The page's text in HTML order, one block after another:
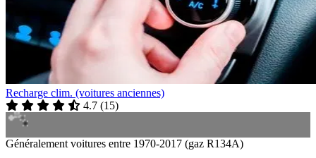
Recharge clim. (voitures anciennes)
4.7 (15)
Généralement voitures entre 1970-2017 (gaz R134A)